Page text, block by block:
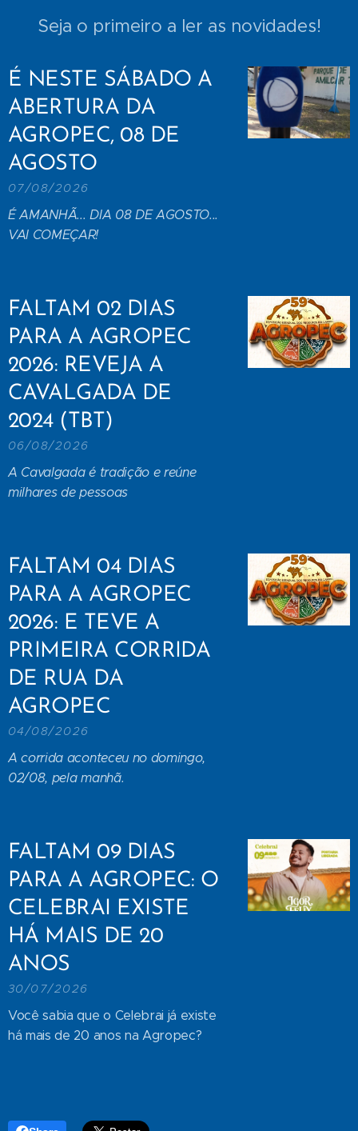
Seja o primeiro a ler as novidades!
É NESTE SÁBADO A
ABERTURA DA
AGROPEC, 08 DE
AGOSTO
07/08/2026
É AMANHÃ... DIA 08 DE AGOSTO...
VAI COMEÇAR!
FALTAM 02 DIAS
PARA A AGROPEC
2026: REVEJA A
CAVALGADA DE
2024 (TBT)
06/08/2026
A Cavalgada é tradição e reúne
milhares de pessoas
FALTAM 04 DIAS
PARA A AGROPEC
2026: E TEVE A
PRIMEIRA CORRIDA
DE RUA DA
AGROPEC
04/08/2026
A corrida aconteceu no domingo,
02/08, pela manhã.
FALTAM 09 DIAS
PARA A AGROPEC: O
CELEBRAI EXISTE
HÁ MAIS DE 20
ANOS
30/07/2026
Você sabia que o Celebrai já existe
há mais de 20 anos na Agropec?